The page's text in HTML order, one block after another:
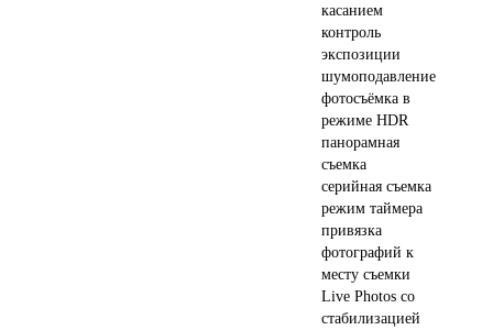
касанием
контроль
экспозиции
шумоподавление
фотосъёмка в
режиме HDR
панорамная
съемка
серийная съемка
режим таймера
привязка
фотографий к
месту съемки
Live Photos со
стабили­зацией